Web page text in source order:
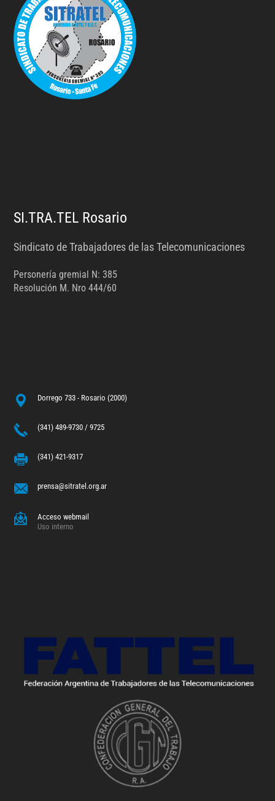
SI.TRA.TEL Rosario
Sindicato de Trabajadores de las Telecomunicaciones
Personería gremial N: 385
Resolución M. Nro 444/60
Dorrego 733 - Rosario (2000)
(341) 489-9730 / 9725
(341) 421-9317
prensa@sitratel.org.ar
Acceso webmail
Uso interno